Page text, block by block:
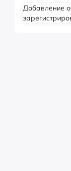
Добавление